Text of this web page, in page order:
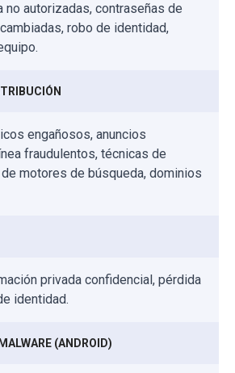
no autorizadas, contraseñas de
robo de identidad,
engañosos, anuncios
fraudulentos, técnicas de
motores de búsqueda, dominios
privada confidencial, pérdida
identidad.
(ANDROID)